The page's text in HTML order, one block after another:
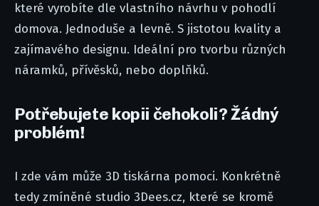
které vyrobíte dle vlastního návrhu v pohodlí
domova. Jednoduše a levně. S jistotou kvality a
zajímavého designu. Ideální pro tvorbu různých
náramků, přívěsků, nebo doplňků.
Potřebujete kopii čehokoli? Žádný
problém!
I zde vám může 3D tiskárna pomoci. Konkrétně
tedy zmíněné studio 3Dees.cz, které se kromě